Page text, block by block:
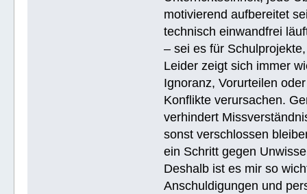
motivierend aufbereitet
technisch einwandfrei
– sei es für
Leider zeigt sich immer
Ignoranz, Vorurteilen
Konflikte verursachen.
verhindert
sonst verschlossen
ein Schritt gegen
Deshalb ist es mir so
Anschuldigungen und